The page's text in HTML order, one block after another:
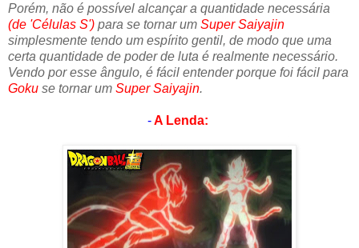
Porém, não é possível alcançar a quantidade necessária
(de 'Células S') para se tornar um Super Saiyajin
simplesmente tendo um espírito gentil, de modo que uma
certa quantidade de poder de luta é realmente necessário.
Vendo por esse ângulo, é fácil entender porque foi fácil para
Goku se tornar um Super Saiyajin.
-A Lenda: